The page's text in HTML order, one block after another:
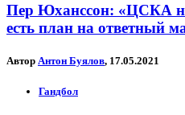
Пер Юханссон: «ЦСКА
есть план на ответный
Автор Антон Буялов, 17.05.2021
Гандбол